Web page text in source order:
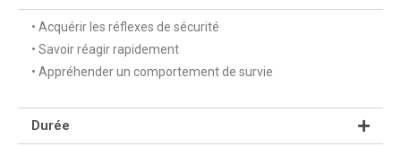
• Acquérir les réflexes de sécurité
• Savoir réagir rapidement
• Appréhender un comportement de survie
Durée